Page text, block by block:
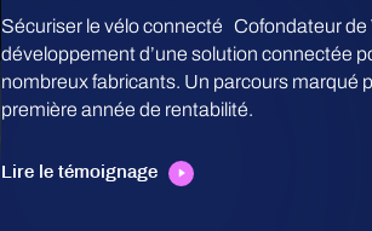
Sécuriser le vélo connecté Cofondateur de
développement d’une solution connectée
nombreux fabricants. Un parcours marqué
première année de rentabilité.
Lire le témoignage